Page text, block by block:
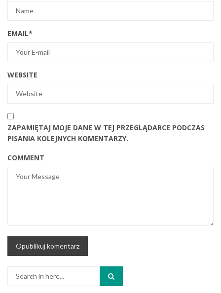
EMAIL*
WEBSITE
ZAPAMIĘTAJ MOJE DANE W TEJ PRZEGLĄDARCE PODCZAS
PISANIA KOLEJNYCH KOMENTARZY.
COMMENT